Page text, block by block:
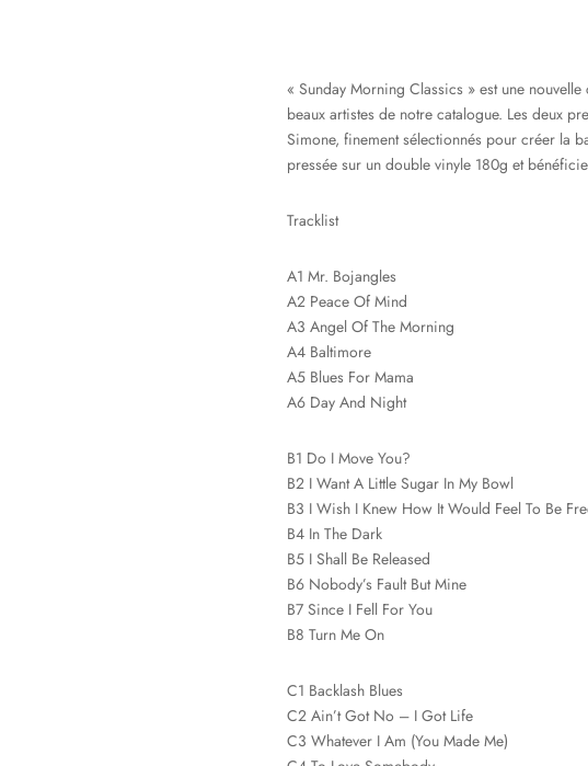
« Sunday Morning Classics » est une
beaux artistes de notre catalogue. Les deux
Simone, finement sélectionnés pour créer la
pressée sur un double vinyle 180g et
Tracklist
A1 Mr. Bojangles
A2 Peace Of Mind
A3 Angel Of The Morning
A4 Baltimore
A5 Blues For Mama
A6 Day And Night
B1 Do I Move You?
B2 I Want A Little Sugar In My Bowl
B3 I Wish I Knew How It Would Feel To Be
B4 In The Dark
B5 I Shall Be Released
B6 Nobody’s Fault But Mine
B7 Since I Fell For You
B8 Turn Me On
C1 Backlash Blues
C2 Ain’t Got No – I Got Life
C3 Whatever I Am (You Made Me)